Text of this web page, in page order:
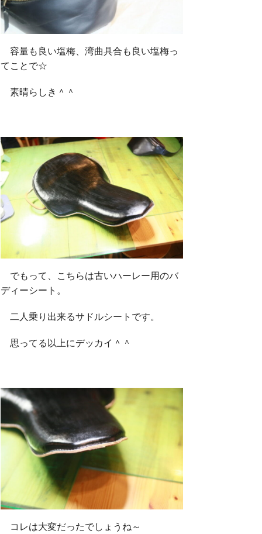
容量も良い塩梅、湾曲具合も良い塩梅っ
てことで☆
素晴らしき＾＾
でもって、こちらは古いハーレー用のバ
ディーシート。
二人乗り出来るサドルシートです。
思ってる以上にデッカイ＾＾
コレは大変だったでしょうね～